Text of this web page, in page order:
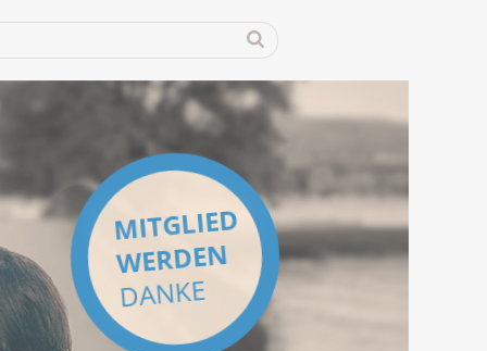
MITGLIED
WERDEN
DANKE